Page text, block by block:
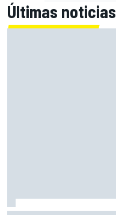
Últimas noticias